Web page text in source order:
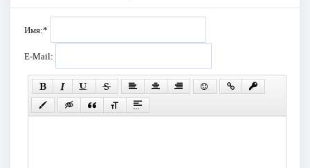
Имя:*
E-Mail: